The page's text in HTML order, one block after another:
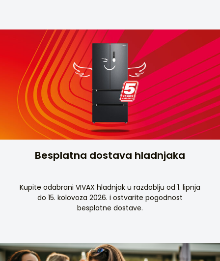
Besplatna dostava hladnjaka
Kupite odabrani VIVAX hladnjak u razdoblju od 1. lipnja
do 15. kolovoza 2026. i ostvarite pogodnost
besplatne dostave.